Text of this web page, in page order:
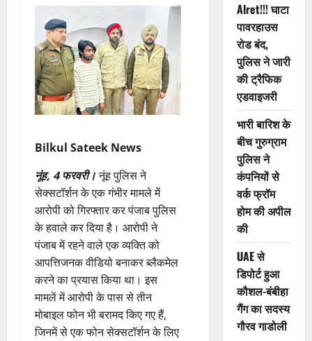
Bilkul Sateek News
नूंह, 4 फरवरी।नूंह पुलिस ने
सेक्सटॉर्शन के एक गंभीर मामले में
आरोपी को गिरफ्तार कर पंजाब पुलिस
के हवाले कर दिया है। आरोपी ने
पंजाब में रहने वाले एक व्यक्ति को
आपत्तिजनक वीडियो बनाकर ब्लैकमेल
करने का प्रयास किया था। इस
मामलें में आरोपी के पास से तीन
मोबाइल फोन भी बरामद किए गए हैं,
जिनमें से एक फोन सेक्सटॉर्शन के लिए
Alret!!! घाटा
पावरहाउस
रोड बंद,
पुलिस ने जारी
की ट्रैफिक
एडवाइजरी
भारी बारिश के
बीच गुरुग्राम
पुलिस ने
कंपनियों से
वर्क फ्रॉम
होम की अपील
की
UAE से
डिपोर्ट हुआ
कौशल-बंबीहा
गैंग का सदस्य
गौरव गाडोली